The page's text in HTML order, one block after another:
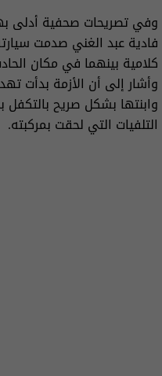
وفي تصريحات صحفية أدلى
فادية عبد الغني صدمت
كلامية بينهما في مكان
وأشار إلى أن الأزمة بدأت
وابنتها بشكل صريح
التلفيات التي لحقت بمركبته.